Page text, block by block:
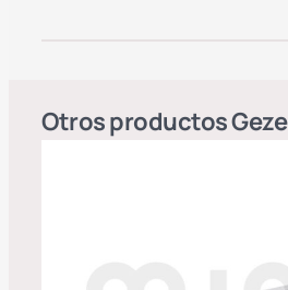
Otros productosGeze